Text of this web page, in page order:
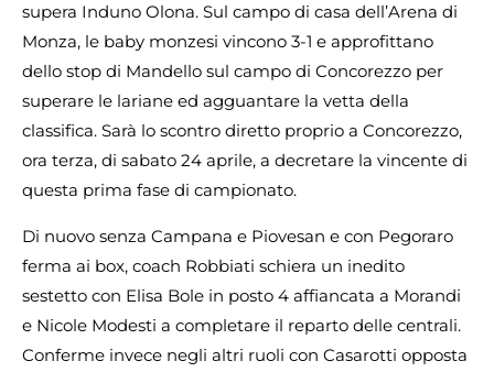
supera Induno Olona. Sul campo di casa dell’Arena di
Monza, le baby monzesi vincono 3-1 e approfittano
dello stop di Mandello sul campo di Concorezzo per
superare le lariane ed agguantare la vetta della
classifica. Sarà lo scontro diretto proprio a Concorezzo,
ora terza, di sabato 24 aprile, a decretare la vincente di
questa prima fase di campionato.
Di nuovo senza Campana e Piovesan e con Pegoraro
ferma ai box, coach Robbiati schiera un inedito
sestetto con Elisa Bole in posto 4 affiancata a Morandi
e Nicole Modesti a completare il reparto delle centrali.
Conferme invece negli altri ruoli con Casarotti opposta